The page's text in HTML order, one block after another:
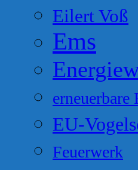
Eilert Voß
Ems
erneuerbare
EU-
Feuerwerk